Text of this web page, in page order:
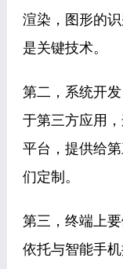
渲染，图形的
是关键技术。
第二，系统开
于第三方应用
平台，提供给
们定制。
第三，终端上
依托与智能手